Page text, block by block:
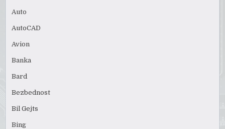
Auto
AutoCAD
Avion
Banka
Bard
Bezbednost
Bil Gejts
Bing